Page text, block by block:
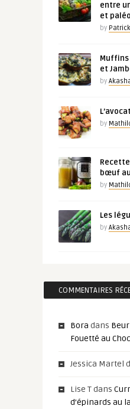
entre
et paléo
by Patrick
Muffins
et
by
by
bœuf
by
Les
by
COMMENTAIRES
Bora dans
Fouetté au
Jessica Martel
Lise Tdans
d’épinards au